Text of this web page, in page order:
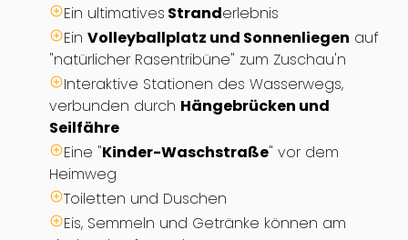
Ein ultimatives Stranderlebnis
Ein Volleyballplatz und Sonnenliegen auf
"natürlicher Rasentribüne" zum Zuschau'n
Interaktive Stationen des Wasserwegs,
verbunden durch Hängebrücken und
Seilfähre
Eine "Kinder-Waschstraße" vor dem
Heimweg
Toiletten und Duschen
Eis, Semmeln und Getränke können am